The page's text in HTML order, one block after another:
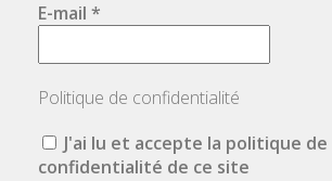
E-mail *
Politique de confidentialité
J'ai lu et accepte la politique de
confidentialité de ce site